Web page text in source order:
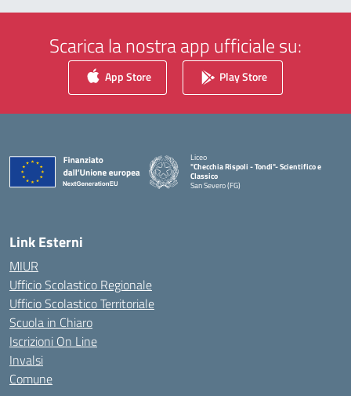
Scarica la nostra app ufficiale su:
App Store Play Store
Liceo
"Checchia Rispoli - Tondi"- Scientifico e
Classico
San Severo (FG)
Link Esterni
MIUR
Ufficio Scolastico Regionale
Ufficio Scolastico Territoriale
Scuola in Chiaro
Iscrizioni On Line
Invalsi
Comune